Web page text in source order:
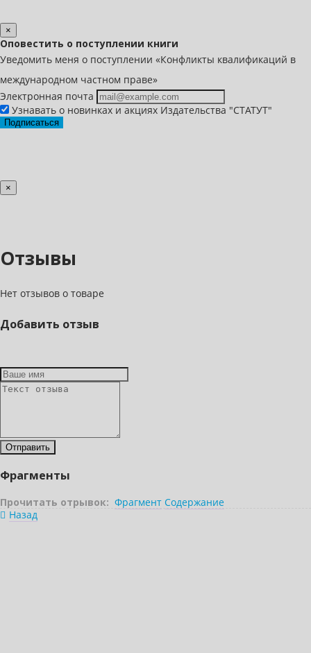
×
Оповестить о поступлении книги
Уведомить меня о поступлении «Конфликты квалификаций в
международном частном праве»
Электронная почта
Узнавать о новинках и акциях Издательства "СТАТУТ"
Подписаться
×
Отзывы
Нет отзывов о товаре
Добавить отзыв
Фрагменты
Прочитать отрывок: Фрагмент Содержание
Назад